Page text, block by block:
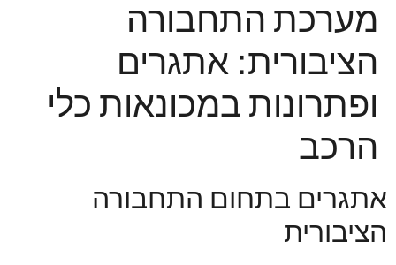
מערכת התחבורה
הציבורית: אתגרים
ופתרונות במכונאות כלי
הרכב
אתגרים בתחום התחבורה
הציבורית